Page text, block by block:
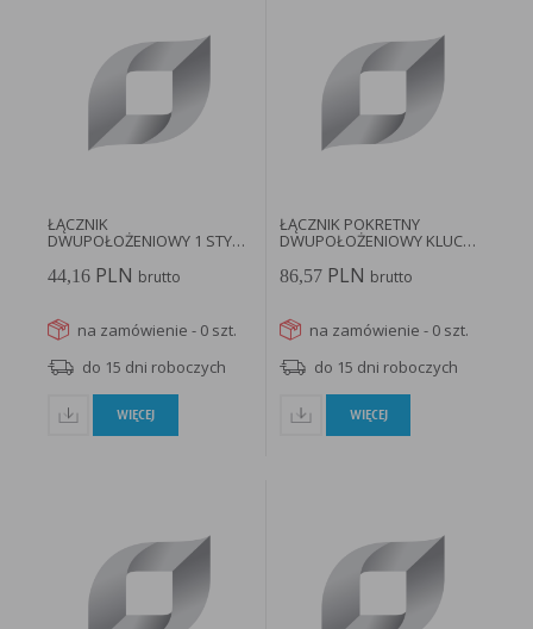
ŁĄCZNIK
DWUPOŁOŻENIOWY 1 STYK
44,16PLN brutto
na zamówienie - 0 szt.
do 15 dni roboczych
WIĘCEJ
ŁĄCZNIK POKRETNY
DWUPOŁOŻENIOWY KLUCZ 2
86,57 PLN brutto
na zamówienie - 0 szt.
do 15 dni roboczych
WIĘCEJ